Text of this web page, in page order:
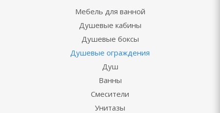
Мебель для ванной
Душевые кабины
Душевые боксы
Душевые ограждения
Душ
Ванны
Смесители
Унитазы